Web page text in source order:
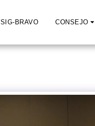
SIG-BRAVO CONSEJO